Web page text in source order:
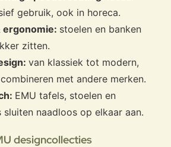
gebruik, ook in horeca.
ergonomie: stoelen en banken
zitten.
van klassiek tot modern,
met andere merken.
EMU tafels, stoelen en
sluiten naadloos op elkaar aan.
designcollecties